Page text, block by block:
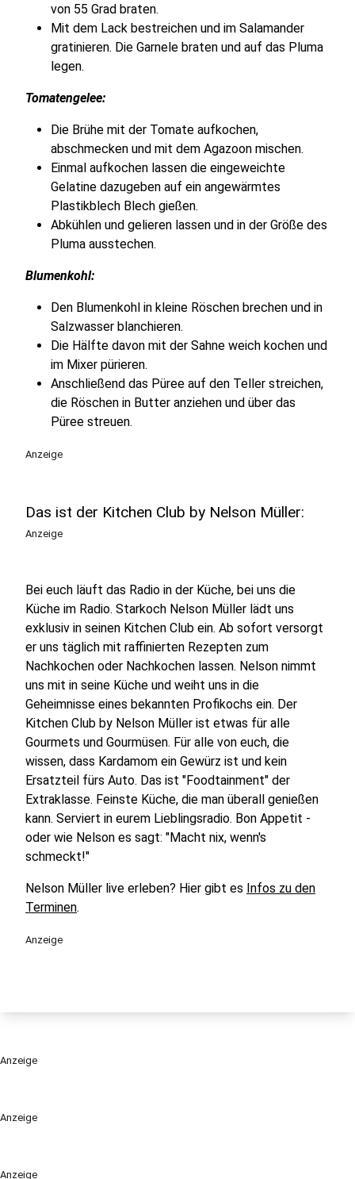
Anzeige
Anzeige
von 55 Grad braten.
Mit dem Lack bestreichen und im Salamander
gratinieren. Die Garnele braten und auf das Pluma
legen.
Tomatengelee:
Die Brühe mit der Tomate aufkochen,
abschmecken und mit dem Agazoon mischen.
Einmal aufkochen lassen die eingeweichte
Gelatine dazugeben auf ein angewärmtes
Plastikblech Blech gießen.
Abkühlen und gelieren lassen und in der Größe des
Pluma ausstechen.
Blumenkohl:
Den Blumenkohl in kleine Röschen brechen und in
Salzwasser blanchieren.
Die Hälfte davon mit der Sahne weich kochen und
im Mixer pürieren.
Anschließend das Püree auf den Teller streichen,
die Röschen in Butter anziehen und über das
Püree streuen.
Anzeige
Das ist der Kitchen Club by Nelson Müller:
Anzeige
Bei euch läuft das Radio in der Küche, bei uns die
Küche im Radio. Starkoch Nelson Müller lädt uns
exklusiv in seinen Kitchen Club ein. Ab sofort versorgt
er uns täglich mit raffinierten Rezepten zum
Nachkochen oder Nachkochen lassen. Nelson nimmt
uns mit in seine Küche und weiht uns in die
Geheimnisse eines bekannten Profikochs ein. Der
Kitchen Club by Nelson Müller ist etwas für alle
Gourmets und Gourmüsen. Für alle von euch, die
wissen, dass Kardamom ein Gewürz ist und kein
Ersatzteil fürs Auto. Das ist "Foodtainment" der
Extraklasse. Feinste Küche, die man überall genießen
kann. Serviert in eurem Lieblingsradio. Bon Appetit -
oder wie Nelson es sagt: "Macht nix, wenn's
schmeckt!"
Nelson Müller live erleben? Hier gibt es Infos zu den
Terminen.
Anzeige
Anzeige